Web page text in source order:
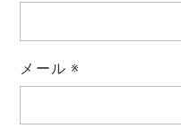
メール ※